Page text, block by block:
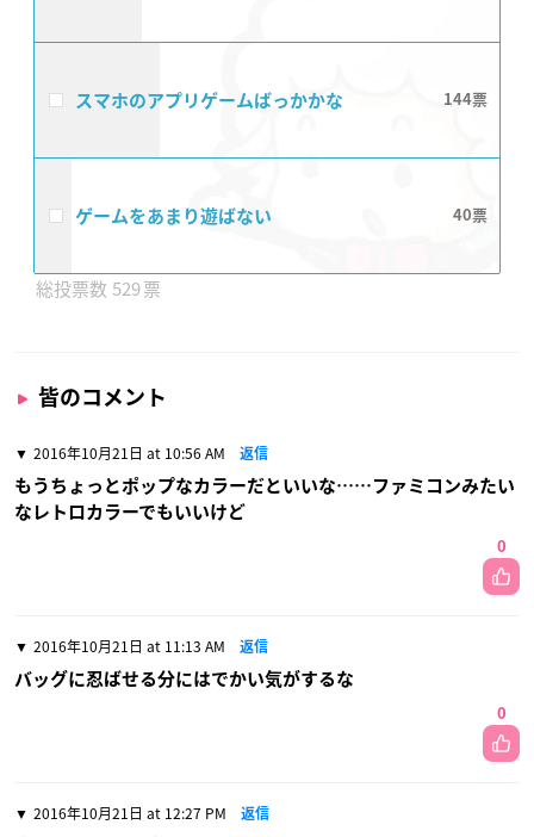
スマホのアプリゲームばっかかな 144
ゲームをあまり遊ばない 40
529
皆のコメント
2016年10月21日 at 10:56 AM 返信
もうちょっとポップなカラーだといいな……ファミコンみたい
なレトロカラーでもいいけど
0
2016年10月21日 at 11:13 AM 返信
バッグに忍ばせる分にはでかい気がするな
0
2016年10月21日 at 12:27 PM 返信